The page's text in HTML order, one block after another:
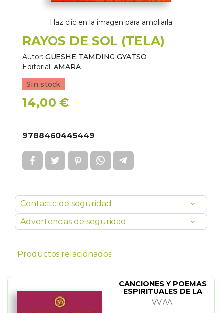
Haz clic en la imagen para ampliarla
RAYOS DE SOL (TELA)
Autor: GUESHE TAMDING GYATSO
Editorial: AMARA
Sin stock
14,00 €
9788460445449
Contacto de seguridad
Advertencias de seguridad
Productos relacionados
CANCIONES Y POEMAS
ESPIRITUALES DE LA
INDIA
VV.AA.